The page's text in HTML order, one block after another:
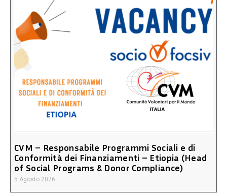
CVM – Responsabile Programmi Sociali e di
Conformità dei Finanziamenti – Etiopia (Head
of Social Programs & Donor Compliance)
5 Agosto 2026